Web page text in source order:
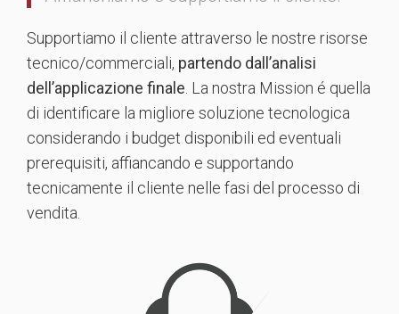
Supportiamo il cliente attraverso le nostre risorse
tecnico/commerciali, partendo dall’analisi
dell’applicazione finale . La nostra Mission é quella
di identificare la migliore soluzione tecnologica
considerando i budget disponibili ed eventuali
prerequisiti, affiancando e supportando
tecnicamente il cliente nelle fasi del processo di
vendita.